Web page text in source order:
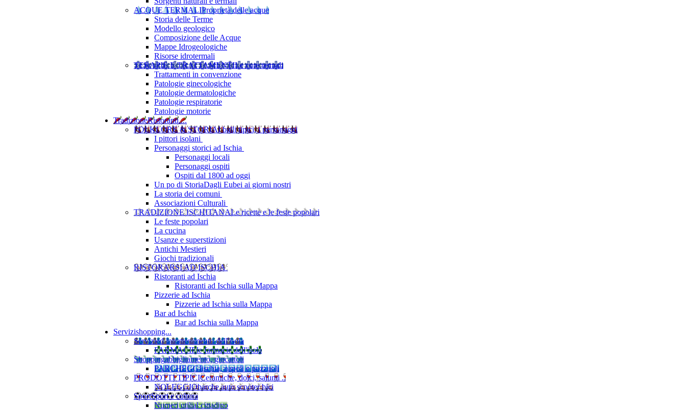
ACQUE TERMALIProprietà delle acque
Storia delle Terme
Modello geologico
Composizione delle Acque
Mappe Idrogeologiche
Risorse idrotermali
TERAPIE E TRATTAMENTILe cure termali
Trattamenti in convenzione
Patologie ginecologiche
Patologie dermatologiche
Patologie respiratorie
Patologie motorie
TradizioneRistoranti....
FOLKLORE & STORIAI balli tipici, i personaggi
I pittori isolani
Personaggi storici ad Ischia
Personaggi locali
Personaggi ospiti
Ospiti dal 1800 ad oggi
Un po di StoriaDagli Eubei ai giorni nostri
La storia dei comuni
Associazioni Culturali
TRADIZIONE ISCHITANALe ricette e le feste popolari
Le feste popolari
La cucina
Usanze e superstizioni
Antichi Mestieri
Giochi tradizionali
RISTORARSI AD ISCHIA
Ristoranti ad Ischia
Ristoranti ad Ischia sulla Mappa
Pizzerie ad Ischia
Pizzerie ad Ischia sulla Mappa
Bar ad Ischia
Bar ad Ischia sulla Mappa
Servizishopping...
Servizied intrattenimento dell'isola
FARMACIEle farmacie dell'isola
Shoppingabbigliamento, giocattoli
PARCHEGGIischia, napoli e pozzuoli
PRODOTTI TIPICICeramiche, dolci, salumi ..
NOLEGGIObarche auto scooter bici
SportSport e cultura
Numeri utilial cittadino